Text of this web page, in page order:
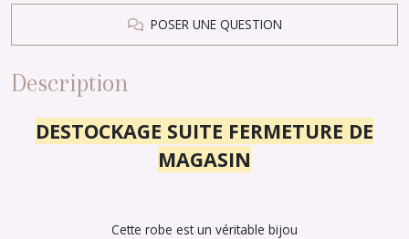
POSER UNE QUESTION
Description
DESTOCKAGE SUITE FERMETURE DE
MAGASIN
Cette robe est un véritable bijou